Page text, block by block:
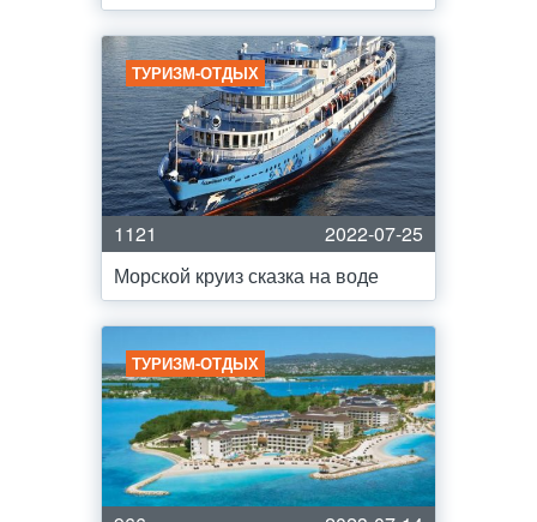
ТУРИЗМ-ОТДЫХ
1121
2022-07-25
Морской круиз сказка на воде
ТУРИЗМ-ОТДЫХ